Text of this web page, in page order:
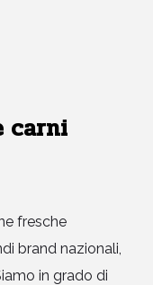
carni
fresche
brand nazionali,
in grado di